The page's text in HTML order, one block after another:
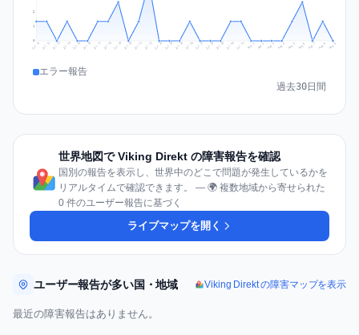
1
2
Jul 11 Jul 12 Jul 13 Jul 14 Jul 15 Jul 16 Jul 17 Jul 18 Jul 19 Jul 20 Jul 21 Jul 22 Jul 23 Jul 24 Jul 25 Jul 26 Jul 27 Jul 28 Jul 29 Jul 30 Jul 31 Aug 1 Aug 2 Aug 3 Aug 4 Aug 5 Aug 6 Aug 7 Aug 8 Aug 9
エラー報告
過去30日間
世界地図で Viking Direkt の障害報告を確認
国別の報告を表示し、世界中のどこで問題が発生しているかを
リアルタイムで確認できます。 — 🌍 複数地域から寄せられた
0 件のユーザー報告に基づく
ライブマップを開く
ユーザー報告が多い国・地域 Viking Direkt の障害マップを表示
最近の障害報告はありません。